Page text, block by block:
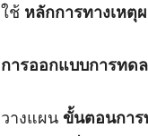
ใช้ หลักการทางเหตุ
การออกแบบการทด
วางแผน ขั้นตอนการ